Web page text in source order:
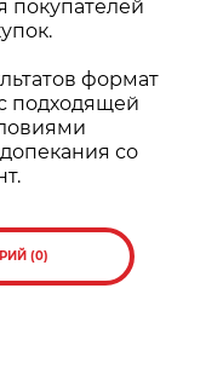
— для
действуют
копить бонусы,